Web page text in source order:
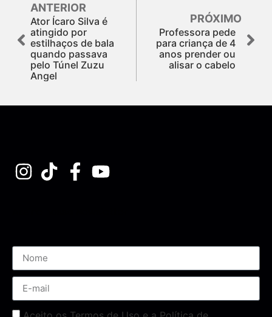
ANTERIOR
Ator Ícaro Silva é
atingido por
estilhaços de bala
quando passava
pelo Túnel Zuzu
Angel
PRÓXIMO
Professora pede
para criança de 4
anos prender ou
alisar o cabelo